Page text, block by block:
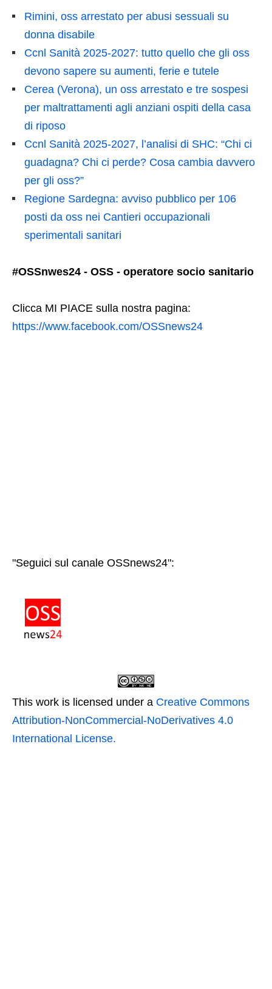
Rimini, oss arrestato per abusi sessuali su
donna disabile
Ccnl Sanità 2025-2027: tutto quello che gli oss
devono sapere su aumenti, ferie e tutele
Cerea (Verona), un oss arrestato e tre sospesi
per maltrattamenti agli anziani ospiti della casa
di riposo
Ccnl Sanità 2025-2027, l’analisi di SHC: “Chi ci
guadagna? Chi ci perde? Cosa cambia davvero
per gli oss?”
Regione Sardegna: avviso pubblico per 106
posti da oss nei Cantieri occupazionali
sperimentali sanitari
#OSSnwes24 - OSS - operatore socio sanitario
Clicca MI PIACE sulla nostra pagina:
https://www.facebook.com/OSSnews24
"Seguici sul canale OSSnews24":
This work is licensed under a Creative Commons
Attribution-NonCommercial-NoDerivatives 4.0
International License.